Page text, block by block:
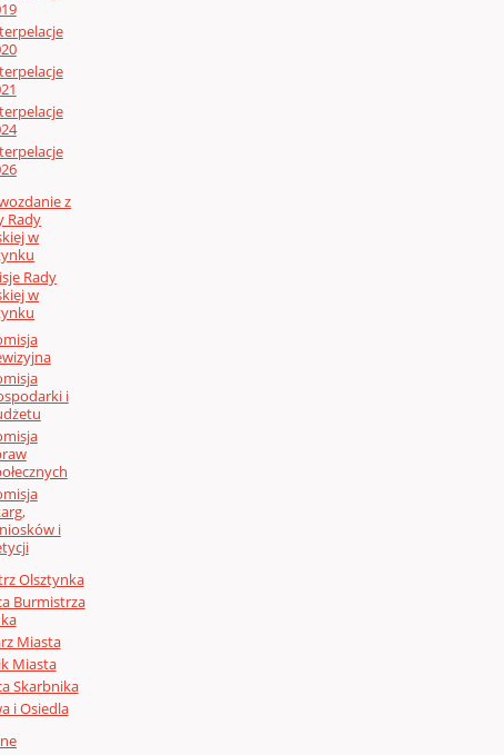
z
Rady
w
Rady
w
i
i
Olsztynka
Burmistrza
Miasta
Miasta
Skarbnika
i Osiedla